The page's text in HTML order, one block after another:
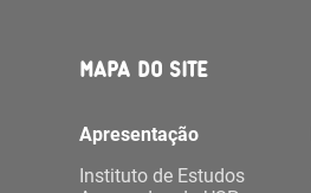
MAPA DO SITE
Apresentação
Instituto de Estudos